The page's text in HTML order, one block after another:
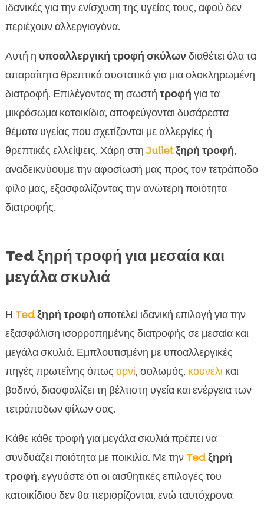
ιδανικές για την ενίσχυση της υγείας τους, αφού δεν
περιέχουν αλλεργιογόνα.
Αυτή η υποαλλεργική τροφή σκύλωνδιαθέτει όλα τα
απαραίτητα θρεπτικά συστατικά για μια ολοκληρωμένη
διατροφή. Επιλέγοντας τη σωστή τροφή για τα
μικρόσωμα κατοικίδια, αποφεύγονται δυσάρεστα
θέματα υγείας που σχετίζονται με αλλεργίες ή
θρεπτικές ελλείψεις. Χάρη στη Julietξηρή τροφή,
αναδεικνύουμε την αφοσίωσή μας προς τον τετράποδο
φίλο μας, εξασφαλίζοντας την ανώτερη ποιότητα
διατροφής.
Ted ξηρή τροφή για μεσαία και
μεγάλα σκυλιά
Η Tedξηρή τροφή αποτελεί ιδανική επιλογή για την
εξασφάλιση ισορροπημένης διατροφής σε μεσαία και
μεγάλα σκυλιά. Εμπλουτισμένη με υποαλλεργικές
πηγές πρωτεΐνης όπως αρνί, σολωμός, κουνέλικαι
βοδινό, διασφαλίζει τη βέλτιστη υγεία και ενέργεια των
τετράποδων φίλων σας.
Κάθε κάθε τροφή για μεγάλα σκυλιά πρέπει να
συνδυάζει ποιότητα με ποικιλία. Με την Tedξηρή
τροφή, εγγυάστε ότι οι αισθητικές επιλογές του
κατοικίδιου δεν θα περιορίζονται, ενώ ταυτόχρονα